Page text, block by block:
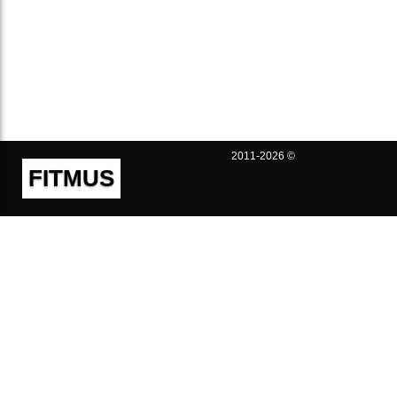
FITMUS
2011-2026 ©